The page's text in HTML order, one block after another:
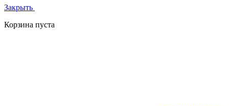
Закрыть
Корзина пуста